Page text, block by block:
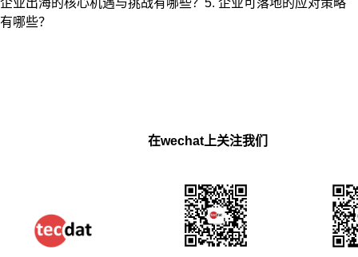
企业出海的核心机遇与挑战有哪些？5. 企业可落地的应对策略
有哪些？
在wechat上关注我们